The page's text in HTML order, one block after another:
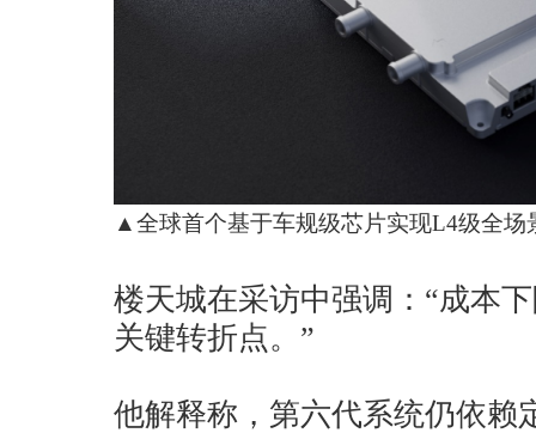
▲全球首个基于车规级芯片实现L4级全场
楼天城在采访中强调：“成本
关键转折点。”
他解释称，第六代系统仍依赖